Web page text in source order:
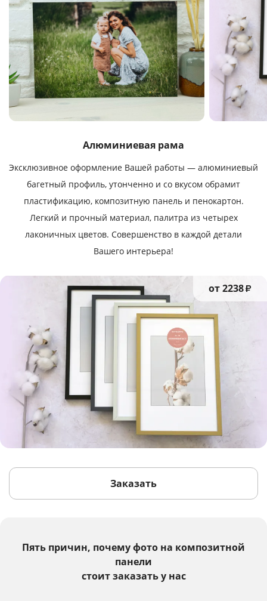
Алюминиевая рама
Эксклюзивное оформление Вашей работы — алюминиевый
багетный профиль, утонченно и со вкусом обрамит
пластификацию, композитную панель и пенокартон.
Легкий и прочный материал, палитра из четырех
лаконичных цветов. Совершенство в каждой детали
Вашего интерьера!
от 2238₽
Заказать
Пять причин, почему фото на композитной
панели
стоит заказать у нас